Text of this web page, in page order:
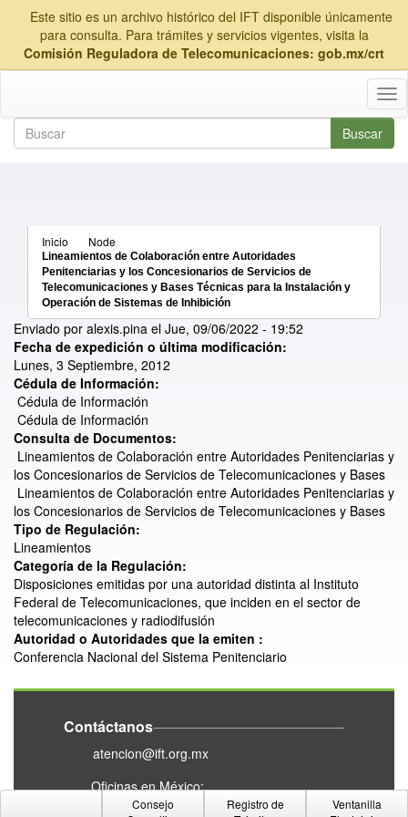
Este sitio es un archivo histórico del IFT disponible únicamente
para consulta. Para trámites y servicios vigentes, visita la
Comisión Reguladora de Telecomunicaciones: gob.mx/crt
Consejo
Registro de
Ventanilla
Formulario de búsqueda
Buscar
Inicio Node
Lineamientos de Colaboración entre Autoridades
Penitenciarias y los Concesionarios de Servicios de
Telecomunicaciones y Bases Técnicas para la Instalación y
Operación de Sistemas de Inhibición
Enviado por alexis.pina el Jue, 09/06/2022 - 19:52
Fecha de expedición o última modificación:
Lunes, 3 Septiembre, 2012
Cédula de Información:
Cédula de Información
Cédula de Información
Consulta de Documentos:
Lineamientos de Colaboración entre Autoridades Penitenciarias y
los Concesionarios de Servicios de Telecomunicaciones y Bases
Lineamientos de Colaboración entre Autoridades Penitenciarias y
los Concesionarios de Servicios de Telecomunicaciones y Bases
Tipo de Regulación:
Lineamientos
Categoría de la Regulación:
Disposiciones emitidas por una autoridad distinta al Instituto
Federal de Telecomunicaciones, que inciden en el sector de
telecomunicaciones y radiodifusión
Autoridad o Autoridades que la emiten :
Conferencia Nacional del Sistema Penitenciario
Contáctanos
atencion@ift.org.mx
Oficinas en México:
Insurgentes Sur #1143,
Col. Nochebuena,